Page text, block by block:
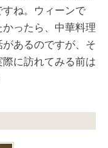
ね。ウィーンで
ったら、中華料理
あるのですが、そ
に訪れてみる前は